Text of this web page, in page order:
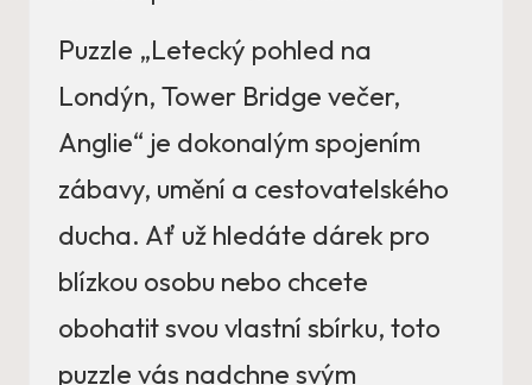
Puzzle „Letecký pohled na
Londýn, Tower Bridge večer,
Anglie“ je dokonalým spojením
zábavy, umění a cestovatelského
ducha. Ať už hledáte dárek pro
blízkou osobu nebo chcete
obohatit svou vlastní sbírku, toto
puzzle vás nadchne svým